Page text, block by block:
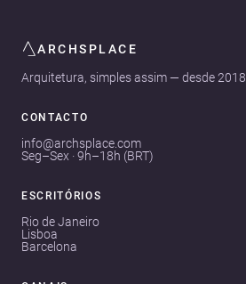
ARCHSPLACE
Arquitetura, simples assim — desde 2018
CONTACTO
info@archsplace.com
Seg–Sex · 9h–18h (BRT)
ESCRITÓRIOS
Rio de Janeiro
Lisboa
Barcelona